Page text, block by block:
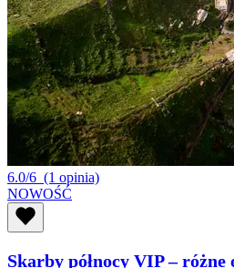
6.0/6 (1 opinia)
NOWOŚĆ
Skarby północy VIP –